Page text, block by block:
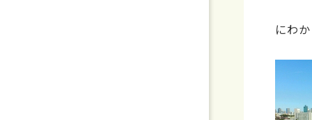
にわ